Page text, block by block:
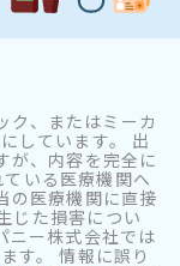
ク、またはミーカ
しています。 出
が、内容を完全に
いる医療機関へ
の医療機関に直接
じた損害につい
ニー株式会社では
す。 情報に誤り